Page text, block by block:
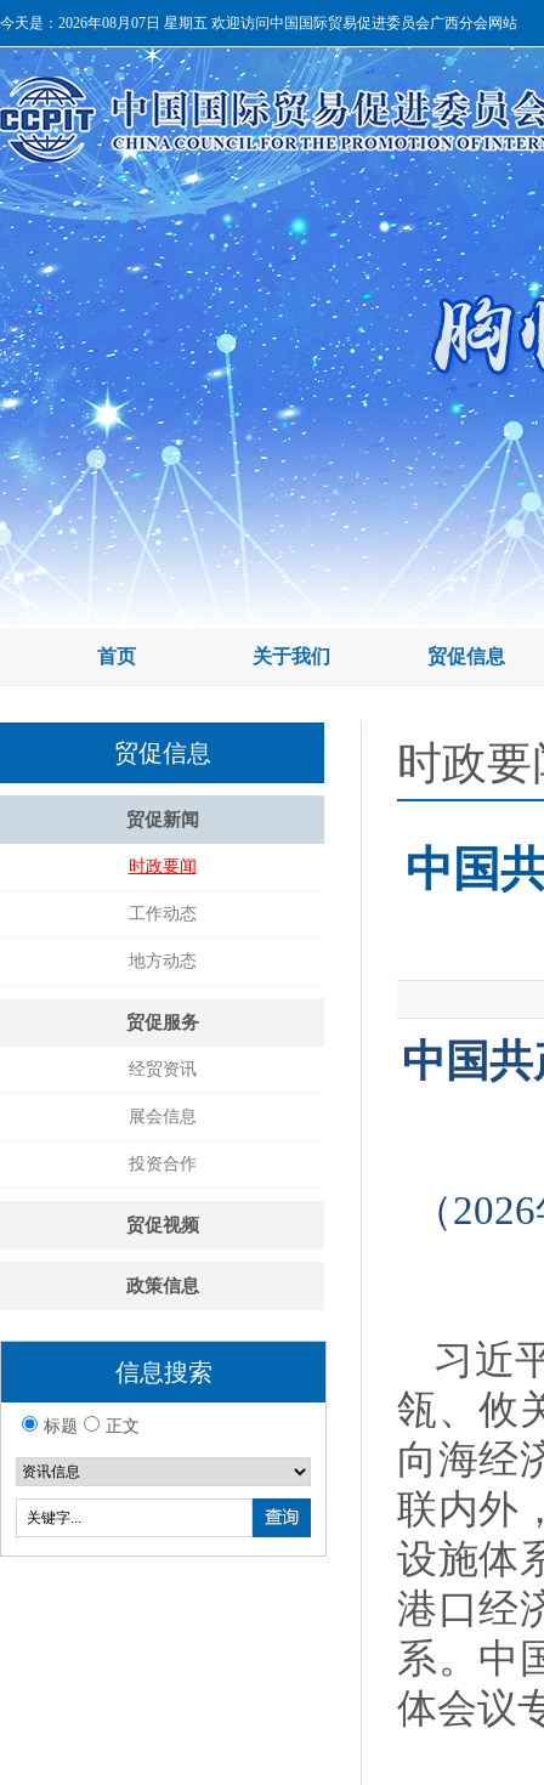
今天是： 2026年08月07日 星期五 欢迎访问中国国际贸易促进委员会广西分会网站
首页 关于我们 贸促信息
贸促信息
贸促新闻
时政要闻
工作动态
地方动态
贸促服务
经贸资讯
展会信息
投资合作
贸促视频
政策信息
信息搜索
标题 正文
时政要
中国
中国
（
习近
瓴、攸
向海经
联内外
设施体
港口经
系。中
体会议